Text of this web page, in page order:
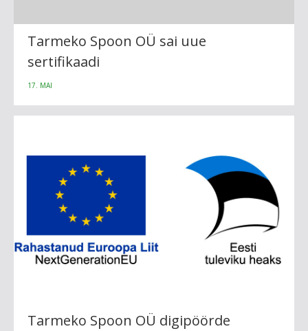
Tarmeko Spoon OÜ sai uue
sertifikaadi
17. MAI
Tarmeko Spoon OÜ digipöörde